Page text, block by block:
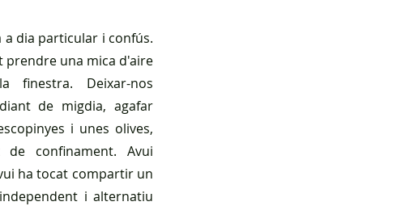
a dia particular i confús.
prendre una mica d'aire
Deixar-nos
de migdia, agafar
i unes olives,
confinament. Avui
ha tocat compartir un
i alternatiu